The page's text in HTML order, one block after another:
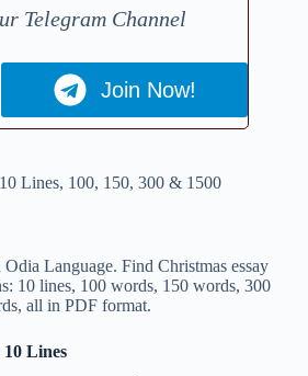
Telegram Channel
Join Now!
Lines, 100, 150, 300 & 1500
Language. Find Christmas essay
10 lines, 100 words, 150 words, 300
all in PDF format.
Lines